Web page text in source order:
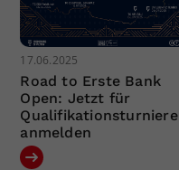
17.06.2025
Road to Erste Bank
Open: Jetzt für
Qualifikationsturniere
anmelden